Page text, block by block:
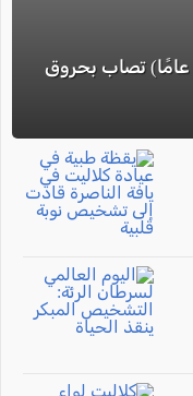
مادة حمضية بدل المخدر.. شابة (18 عامًا) تصاب بحروق